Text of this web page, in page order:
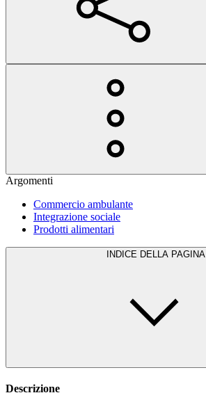
Argomenti
Commercio ambulante
Integrazione sociale
Prodotti alimentari
INDICE DELLA PAGINA
Descrizione